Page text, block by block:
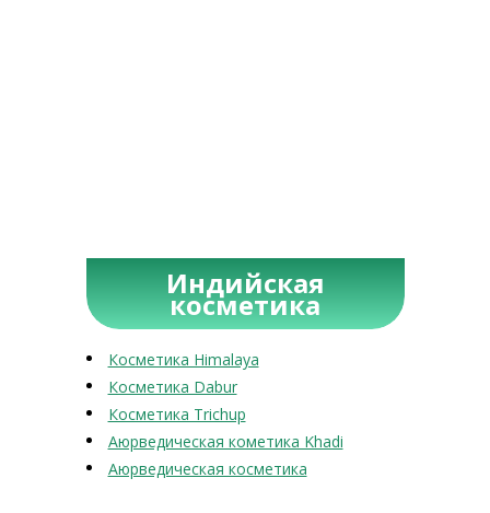
Индийская
косметика
Косметика Himalaya
Косметика Dabur
Косметика Trichup
Аюрведическая кометика Khadi
Аюрведическая косметика